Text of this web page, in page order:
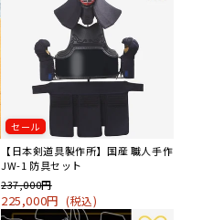
セール
【日本剣道具製作所】国産 職人手作
JW-1 防具セット
237,000円
225,000円 (税込)